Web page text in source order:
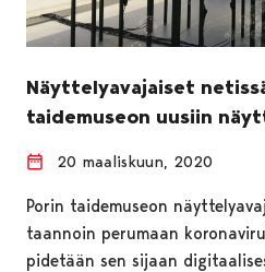
Näyttelyavajaiset
taidemuseon uusiin
20 maaliskuun, 2020
Porin taidemuseon
taannoin perumaan
pidetään sen sijaan